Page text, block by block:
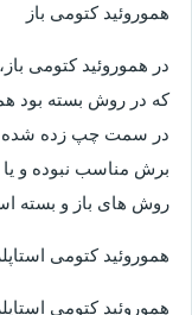
هموروئید کتومی باز
در هموروئید کتومی
که در روش بسته بود
در سمت چپ زده شده
برش مناسب نبوده و یا
روش های باز و بسته
هموروئید کتومی
هموروئید کتومی